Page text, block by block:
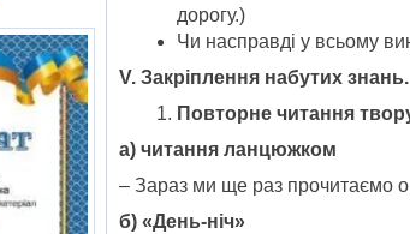
дорогу.)
Чи насправді у всьому
V. Закріплення набутих знань.
Повторне читання
а) читання ланцюжком
– Зараз ми ще раз прочитаємо
б) «День-ніч»